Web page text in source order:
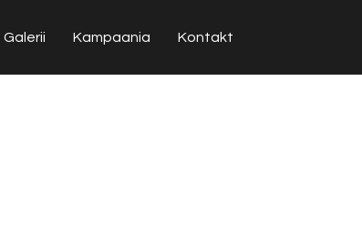
Galerii Kampaania Kontakt